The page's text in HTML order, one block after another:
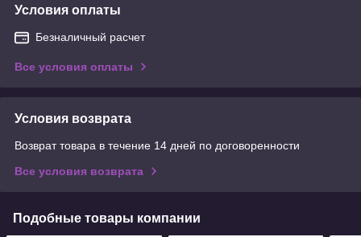
Условия оплаты
Безналичный расчет
Все условия оплаты
Условия возврата
Возврат товара в течение 14 дней по договоренности
Все условия возврата
Подобные товары компании